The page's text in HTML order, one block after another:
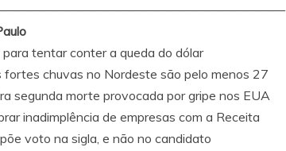
tentar conter a queda do dólar
fortes chuvas no Nordeste são pelo menos 27
segunda morte provocada por gripe nos EUA
inadimplência de empresas com a Receita
voto na sigla, e não no candidato